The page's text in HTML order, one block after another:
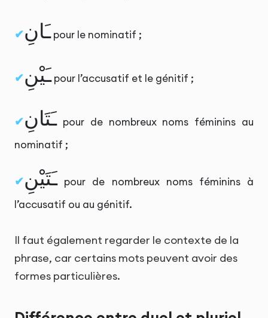
ـَانِpour le nominatif ;
ـَيْنِpour l’accusatif et le génitif ;
ـَتَانِpour de nombreux noms féminins au
nominatif ;
ـَتَيْنِpour de nombreux noms féminins à
l’accusatif ou au génitif.
Il faut également regarder le contexte de la
phrase, car certains mots peuvent avoir des
formes particulières.